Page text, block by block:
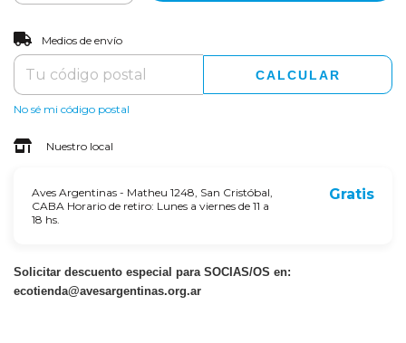
Entregas para el CP:
Medios de envío
CALCULAR
No sé mi código postal
Nuestro local
Aves Argentinas - Matheu 1248, San Cristóbal,
CABA Horario de retiro: Lunes a viernes de 11 a
18 hs.
Gratis
Solicitar descuento especial para SOCIAS/OS en:
ecotienda@avesargentinas.org.ar